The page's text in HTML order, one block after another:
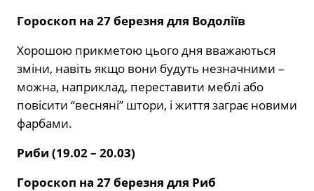
Гороскоп на 27 березня для Водоліїв
Хорошою прикметою цього дня вважаються
зміни, навіть якщо вони будуть незначними –
можна, наприклад, переставити меблі або
повісити “весняні” штори, і життя заграє новими
фарбами.
Риби (19.02 – 20.03)
Гороскоп на 27 березня для Риб